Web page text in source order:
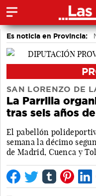
Es noticia en Provincia:
accidentes laborales
SAN LORENZO DE
La Parrilla
tras seis años
El pabellón
semana la décimo
de Madrid, Cuenca y